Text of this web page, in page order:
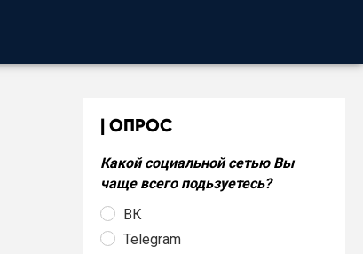
ОПРОС
Какой социальной сетью Вы
чаще всего подьзуетесь?
ВК
Telegram